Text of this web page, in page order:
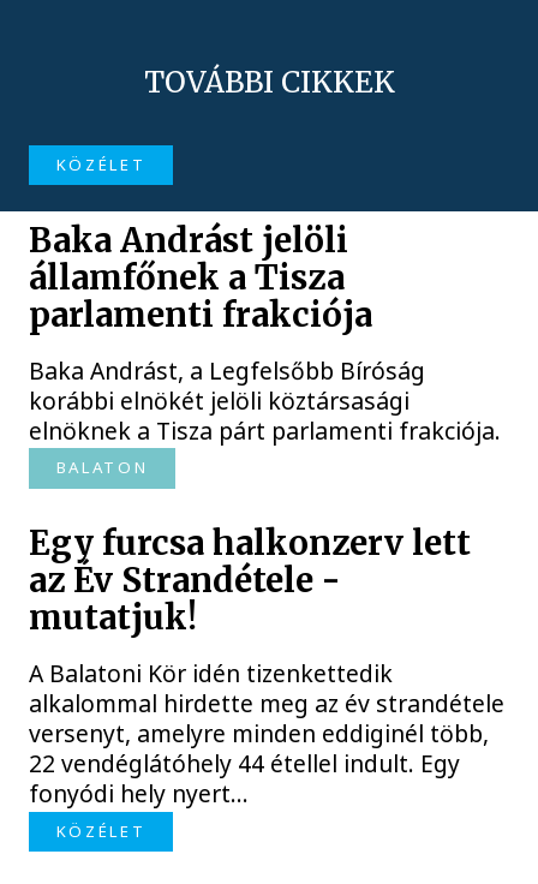
TOVÁBBI CIKKEK
KÖZÉLET
Baka Andrást jelöli
államfőnek a Tisza
parlamenti frakciója
Baka Andrást, a Legfelsőbb Bíróság
korábbi elnökét jelöli köztársasági
elnöknek a Tisza párt parlamenti frakciója.
BALATON
Egy furcsa halkonzerv lett
az Év Strandétele -
mutatjuk!
A Balatoni Kör idén tizenkettedik
alkalommal hirdette meg az év strandétele
versenyt, amelyre minden eddiginél több,
22 vendéglátóhely 44 étellel indult. Egy
fonyódi hely nyert...
KÖZÉLET